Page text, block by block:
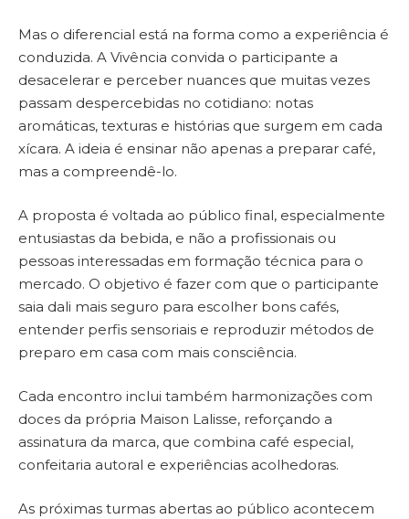
Mas o diferencial está na forma como a experiência é
conduzida. A Vivência convida o participante a
desacelerar e perceber nuances que muitas vezes
passam despercebidas no cotidiano: notas
aromáticas, texturas e histórias que surgem em cada
xícara. A ideia é ensinar não apenas a preparar café,
mas a compreendê-lo.
A proposta é voltada ao público final, especialmente
entusiastas da bebida, e não a profissionais ou
pessoas interessadas em formação técnica para o
mercado. O objetivo é fazer com que o participante
saia dali mais seguro para escolher bons cafés,
entender perfis sensoriais e reproduzir métodos de
preparo em casa com mais consciência.
Cada encontro inclui também harmonizações com
doces da própria Maison Lalisse, reforçando a
assinatura da marca, que combina café especial,
confeitaria autoral e experiências acolhedoras.
As próximas turmas abertas ao público acontecem